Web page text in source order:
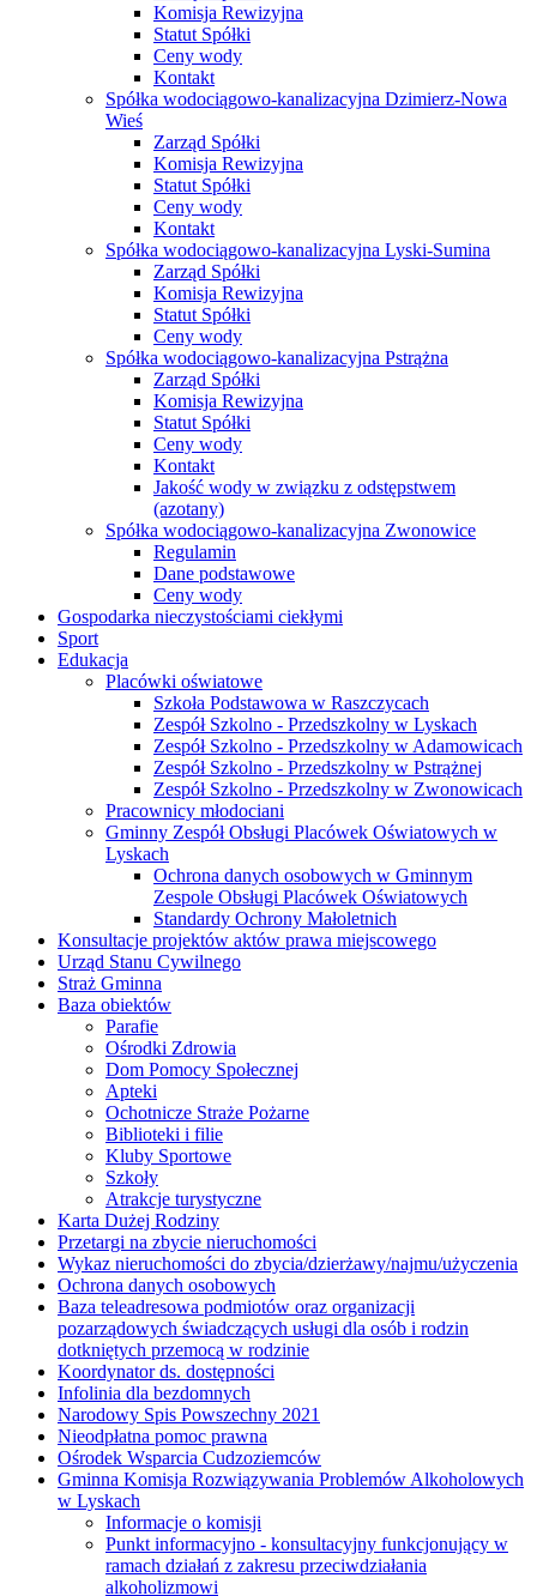
Komisja Rewizyjna
Statut Spółki
Ceny wody
Kontakt
Spółka wodociągowo-kanalizacyjna Dzimierz-Nowa
Wieś
Zarząd Spółki
Komisja Rewizyjna
Statut Spółki
Ceny wody
Kontakt
Spółka wodociągowo-kanalizacyjna Lyski-Sumina
Zarząd Spółki
Komisja Rewizyjna
Statut Spółki
Ceny wody
Spółka wodociągowo-kanalizacyjna Pstrążna
Zarząd Spółki
Komisja Rewizyjna
Statut Spółki
Ceny wody
Kontakt
Jakość wody w związku z odstępstwem
(azotany)
Spółka wodociągowo-kanalizacyjna Zwonowice
Regulamin
Dane podstawowe
Ceny wody
Gospodarka nieczystościami ciekłymi
Sport
Edukacja
Placówki oświatowe
Szkoła Podstawowa w Raszczycach
Zespół Szkolno - Przedszkolny w Lyskach
Zespół Szkolno - Przedszkolny w Adamowicach
Zespół Szkolno - Przedszkolny w Pstrążnej
Zespół Szkolno - Przedszkolny w Zwonowicach
Pracownicy młodociani
Gminny Zespół Obsługi Placówek Oświatowych w
Lyskach
Ochrona danych osobowych w Gminnym
Zespole Obsługi Placówek Oświatowych
Standardy Ochrony Małoletnich
Konsultacje projektów aktów prawa miejscowego
Urząd Stanu Cywilnego
Straż Gminna
Baza obiektów
Parafie
Ośrodki Zdrowia
Dom Pomocy Społecznej
Apteki
Ochotnicze Straże Pożarne
Biblioteki i filie
Kluby Sportowe
Szkoły
Atrakcje turystyczne
Karta Dużej Rodziny
Przetargi na zbycie nieruchomości
Wykaz nieruchomości do zbycia/dzierżawy/najmu/użyczenia
Ochrona danych osobowych
Baza teleadresowa podmiotów oraz organizacji
pozarządowych świadczących usługi dla osób i rodzin
dotkniętych przemocą w rodzinie
Koordynator ds. dostępności
Infolinia dla bezdomnych
Narodowy Spis Powszechny 2021
Nieodpłatna pomoc prawna
Ośrodek Wsparcia Cudzoziemców
Gminna Komisja Rozwiązywania Problemów Alkoholowych
w Lyskach
Informacje o komisji
Punkt informacyjno - konsultacyjny funkcjonujący w
ramach działań z zakresu przeciwdziałania
alkoholizmowi